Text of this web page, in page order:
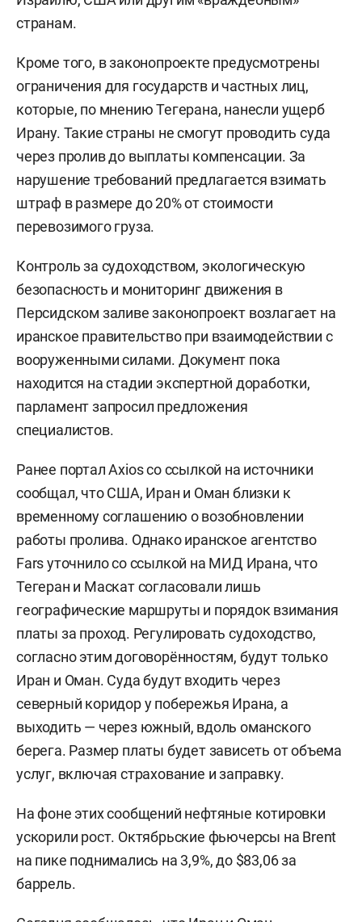
странам.
Кроме того, в законопроекте предусмотрены
ограничения для государств и частных лиц,
которые, по мнению Тегерана, нанесли ущерб
Ирану. Такие страны не смогут проводить суда
через пролив до выплаты компенсации. За
нарушение требований предлагается взимать
штраф в размере до 20% от стоимости
перевозимого груза.
Контроль за судоходством, экологическую
безопасность и мониторинг движения в
Персидском заливе законопроект возлагает на
иранское правительство при взаимодействии с
вооруженными силами. Документ пока
находится на стадии экспертной доработки,
парламент запросил предложения
специалистов.
Ранее портал Axios со ссылкой на источники
сообщал, что США, Иран и Оман близки к
временному соглашению о возобновлении
работы пролива. Однако иранское агентство
Fars уточнило со ссылкой на МИД Ирана, что
Тегеран и Маскат согласовали лишь
географические маршруты и порядок взимания
платы за проход. Регулировать судоходство,
согласно этим договорённостям, будут только
Иран и Оман. Суда будут входить через
северный коридор у побережья Ирана, а
выходить — через южный, вдоль оманского
берега. Размер платы будет зависеть от объема
услуг, включая страхование и заправку.
На фоне этих сообщений нефтяные котировки
ускорили рост. Октябрьские фьючерсы на Brent
на пике поднимались на 3,9%, до $83,06 за
баррель.